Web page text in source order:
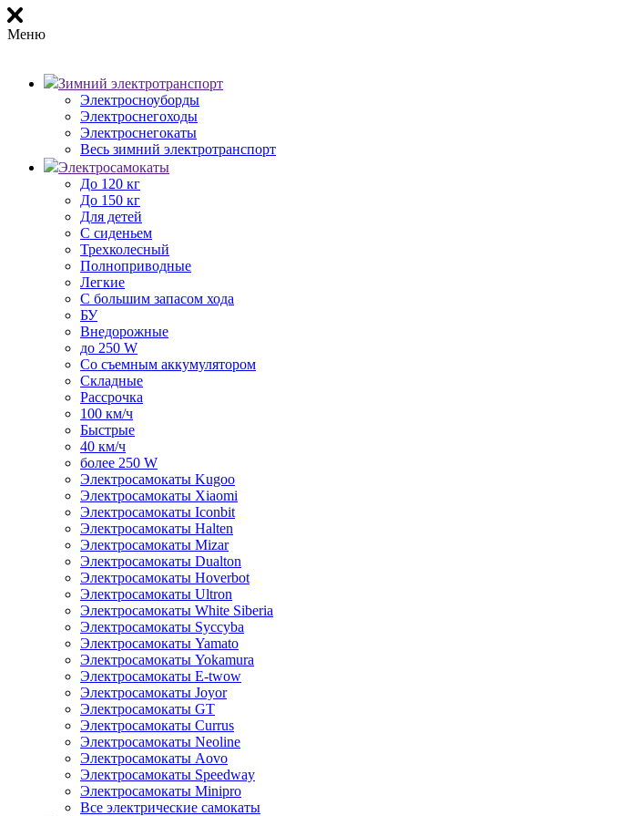
Меню
Зимний электротранспорт
Электросноуборды
Электроснегоходы
Электроснегокаты
Весь зимний электротранспорт
Электросамокаты
До 120 кг
До 150 кг
Для детей
С сиденьем
Трехколесный
Полноприводные
Легкие
С большим запасом хода
БУ
Внедорожные
до 250 W
Со съемным аккумулятором
Складные
Рассрочка
100 км/ч
Быстрые
40 км/ч
более 250 W
Электросамокаты Kugoo
Электросамокаты Xiaomi
Электросамокаты Iconbit
Электросамокаты Halten
Электросамокаты Mizar
Электросамокаты Dualton
Электросамокаты Hoverbot
Электросамокаты Ultron
Электросамокаты White Siberia
Электросамокаты Syccyba
Электросамокаты Yamato
Электросамокаты Yokamura
Электросамокаты E-twow
Электросамокаты Joyor
Электросамокаты GT
Электросамокаты Currus
Электросамокаты Neoline
Электросамокаты Aovo
Электросамокаты Speedway
Электросамокаты Minipro
Все электрические самокаты